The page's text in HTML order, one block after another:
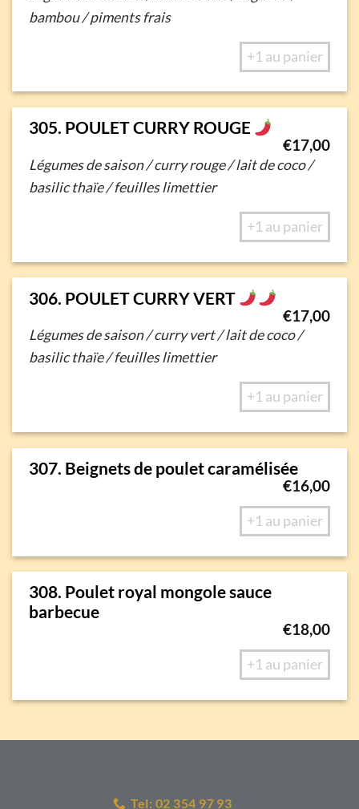
bambou / piments frais
+1 au panier
305. POULET CURRY ROUGE
€17,00
Légumes de saison / curry rouge / lait de coco /
basilic thaïe / feuilles limettier
+1 au panier
306. POULET CURRY VERT
€17,00
Légumes de saison / curry vert / lait de coco /
basilic thaïe / feuilles limettier
+1 au panier
307. Beignets de poulet caramélisée
€16,00
+1 au panier
308. Poulet royal mongole sauce
barbecue
€18,00
+1 au panier
Tel: 02 354 97 93